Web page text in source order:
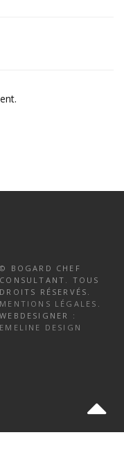
© BOGARD CHEF
CONSULTANT. TOUS
DROITS RÉSERVÉS.
MENTIONS LÉGALES .
WEBDESIGNER :
EMELINE DESIGN